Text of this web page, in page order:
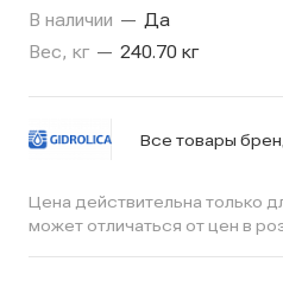
В наличии — Да
Вес, кг — 240.70 кг
Все товары
Цена действительна только
может отличаться от цен в